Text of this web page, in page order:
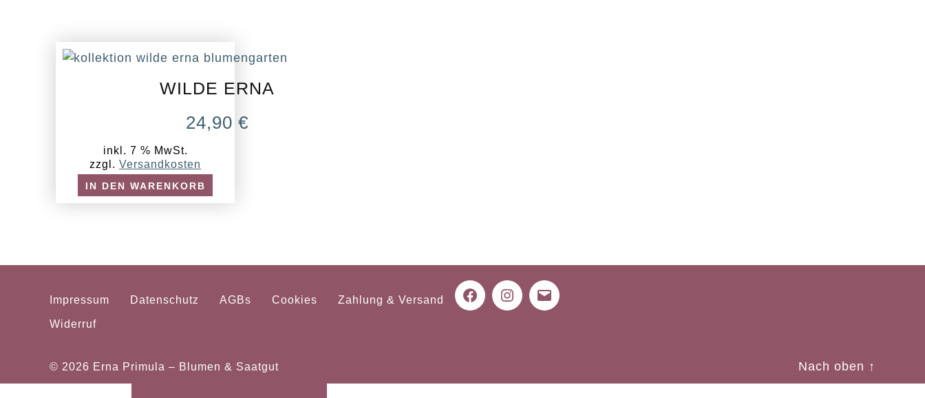
WILDE ERNA
24,90€
inkl. 7 % MwSt.
zzgl.Versandkosten
IN DEN WARENKORB
Impressum Datenschutz AGBs Cookies Zahlung & Versand
Widerruf
FacebookInstagram
Mail
© 2026 Erna Primula – Blumen & Saatgut Nach oben ↑